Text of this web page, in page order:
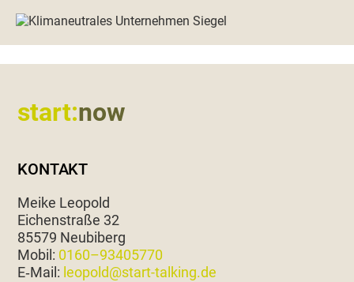
start:now
KONTAKT
Meike Leopold
Eichen­straße 32
85579 Neubiberg
Mobil: 0160–93405770
E‑Mail: leopold@start-talking.de